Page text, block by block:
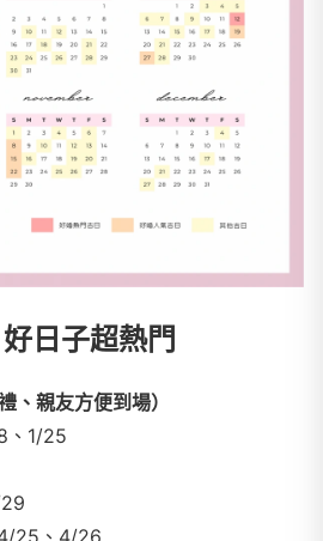
日子超熱門
、親友方便到場）
、1/25